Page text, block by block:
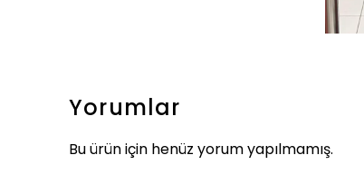
Yorumlar
Bu ürün için henüz yorum yapılmamış.